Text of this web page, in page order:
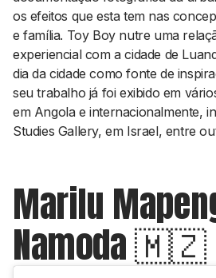
os efeitos que esta tem nas
e família. Toy Boy nutre uma
experiencial com a cidade de
dia da cidade como fonte de
seu trabalho já foi exibido em
em Angola e internacionalmente,
Studies Gallery, em Israel, entre
Marilu
Namoda 🇲🇿